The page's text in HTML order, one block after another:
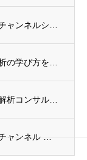
かぎけんチャンネル ショート動画公開 ～「実験×数式」で初めて繋がる！ 電磁波を深く理...